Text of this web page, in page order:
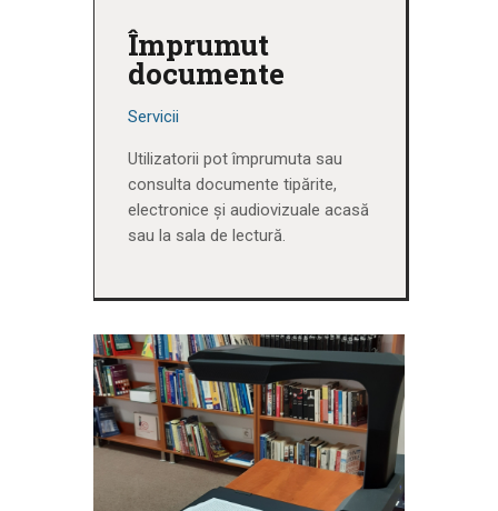
Împrumut
documente
Servicii
Utilizatorii pot împrumuta sau
consulta documente tipărite,
electronice și audiovizuale acasă
sau la sala de lectură.